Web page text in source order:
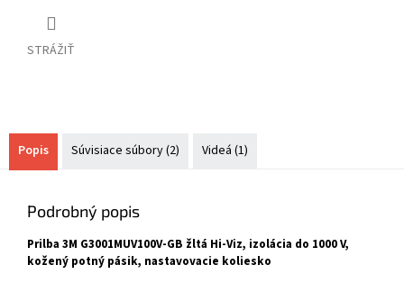
STRÁŽIŤ
Popis Súvisiace súbory (2) Videá (1)
Podrobný popis
Prilba 3M G3001MUV100V-GB žltá Hi-Viz, izolácia do 1000 V,
kožený potný pásik, nastavovacie koliesko